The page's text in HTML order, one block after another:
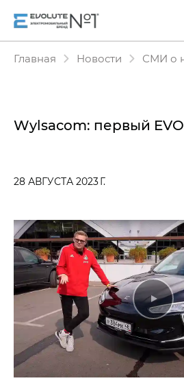
Главная Новости СМИ о
Wylsacom: первый
28 АВГУСТА 2023 Г.